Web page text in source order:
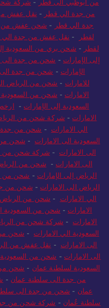
من أبوظبي الى قطر - شركة
من جدة الي قطر - نقل عفش
جدة الي قطر - شحن عفش من
لقطر
- نقل عفش من جدة الي
لقطر - شحن بري من السعودية
إلى الإمارات - شحن من جدة الى
الإمارات - شحن من جدة الى
للامارات - شحن من الرياض
الامارات - شحن من السعودية
السعودية إلى الإمارات -
الامارات - شركة شحن من
الي الامارات - شحن من جدة
السعودية الى الامارات - شحن من
الى الامارات - شركة شحن من
الى الامارات - شحن من
الرياض إلى الإمارات - شحن من
الرياض الى الامارات - شحن من
الي الامارات - شحن من الرياض
الامارات - شحن من السعودية
الامارات - شركة شحن من
السعودية الي الامارات - شحن من
الى الامارات - نقل عفش من
الى الامارات - شحن من
السعودية لسلطنة عمان - شحن
من جدة الى سلطنة عمان -
عمان - شحن من جدة الى
سلطنة عُمان - شركة شحن من